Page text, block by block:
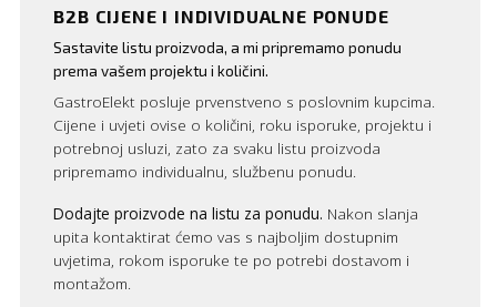
B2B CIJENE I INDIVIDUALNE PONUDE
Sastavite listu proizvoda, a mi pripremamo ponudu
prema vašem projektu i količini.
GastroElekt posluje prvenstveno s poslovnim kupcima.
Cijene i uvjeti ovise o količini, roku isporuke, projektu i
potrebnoj usluzi, zato za svaku listu proizvoda
pripremamo individualnu, službenu ponudu.
Dodajte proizvode na listu za ponudu. Nakon slanja
upita kontaktirat ćemo vas s najboljim dostupnim
uvjetima, rokom isporuke te po potrebi dostavom i
montažom.